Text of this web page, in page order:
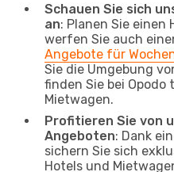
Schauen Sie sich
an: Planen Sie
werfen Sie auch
Angebote für
Sie die Umgebung
finden Sie bei Opodo
Mietwagen.
Profitieren Sie von
Angeboten: Dank
sichern Sie sich
Hotels und